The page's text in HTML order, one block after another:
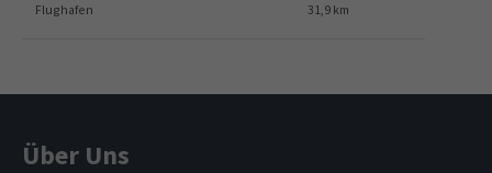
Flughafen 31,9 km
Über Uns